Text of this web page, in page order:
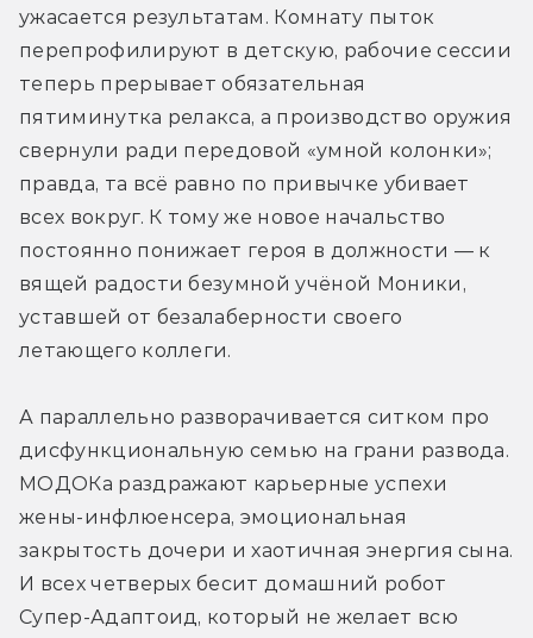
ужасается результатам. Комнату пыток
перепрофилируют в детскую, рабочие сессии
теперь прерывает обязательная
пятиминутка релакса, а производство оружия
свернули ради передовой «умной колонки»;
правда, та всё равно по привычке убивает
всех вокруг. К тому же новое начальство
постоянно понижает героя в должности — к
вящей радости безумной учёной Моники,
уставшей от безалаберности своего
летающего коллеги.
А параллельно разворачивается ситком про
дисфункциональную семью на грани развода.
МОДОКа раздражают карьерные успехи
жены-инфлюенсера, эмоциональная
закрытость дочери и хаотичная энергия сына.
И всех четверых бесит домашний робот
Супер-Адаптоид, который не желает всю